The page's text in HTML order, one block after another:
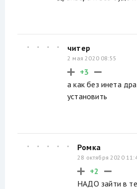
читер
2 мая 2020 08:55
+3
а как без инета
установить
Ромка
28 октября 2020
+2
НАДО зайти в